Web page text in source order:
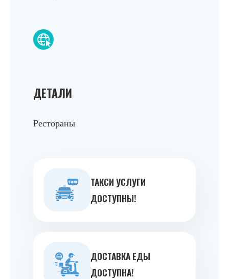
ДЕТАЛИ
Рестораны
ТАКСИ УСЛУГИ
ДОСТУПНЫ!
ДОСТАВКА ЕДЫ
ДОСТУПНА!